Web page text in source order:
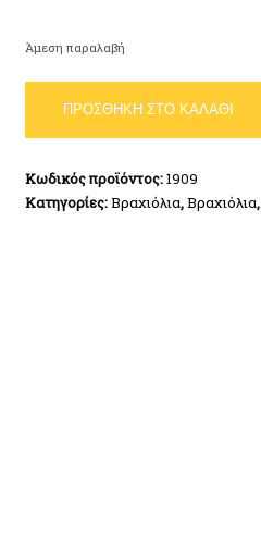
Άμεση παραλαβή
Σταυρός
Μάτι
Κ9
ποσότητα
ΠΡΟΣΘΉΚΗ ΣΤΟ ΚΑΛΆΘΙ
Κωδικός προϊόντος:1909
Κατηγορίες:Βραχιόλια,Βραχιόλια,